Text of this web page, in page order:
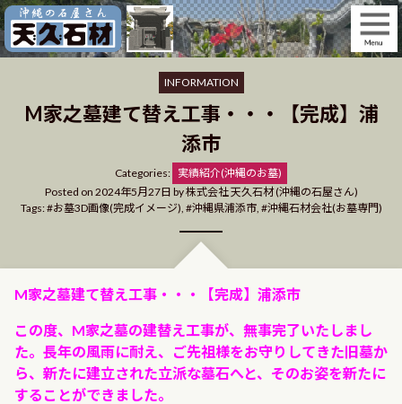
Skip
to
content
INFORMATION
M家之墓建て替え工事・・・【完成】浦
添市
Categories: Categories
実績紹介(沖縄のお墓)
Posted on 2024年5月27日 by株式会社 天久石材 (沖縄の石屋さん)
Tags: お墓3D画像(完成イメージ), 沖縄県浦添市, 沖縄石材会社(お墓専門)
M家之墓建て替え工事・・・【完成】浦添市
この度、M家之墓の建替え工事が、無事完了いたしまし
た。 長年の風雨に耐え、ご先祖様をお守りしてきた旧墓か
ら、新たに建立された立派な墓石へと、そのお姿を新たに
することができました。